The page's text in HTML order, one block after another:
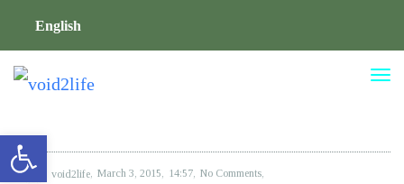
English
void2life March 3, 2015 14:57 No Comments
Open toolbar